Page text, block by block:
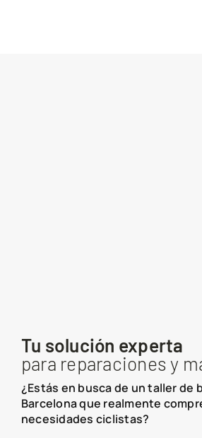
Tu solución experta
para reparaciones y
¿Estás en busca de un taller de
Barcelona que realmente
necesidades ciclistas?